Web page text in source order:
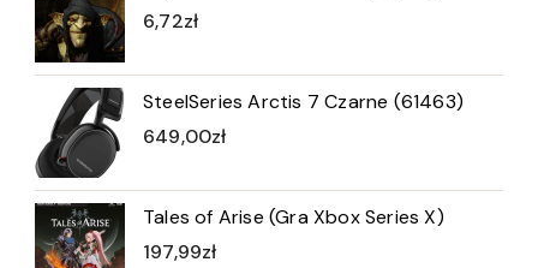
6,72zł
SteelSeries Arctis 7 Czarne (61463)
649,00zł
Tales of Arise (Gra Xbox Series X)
197,99zł